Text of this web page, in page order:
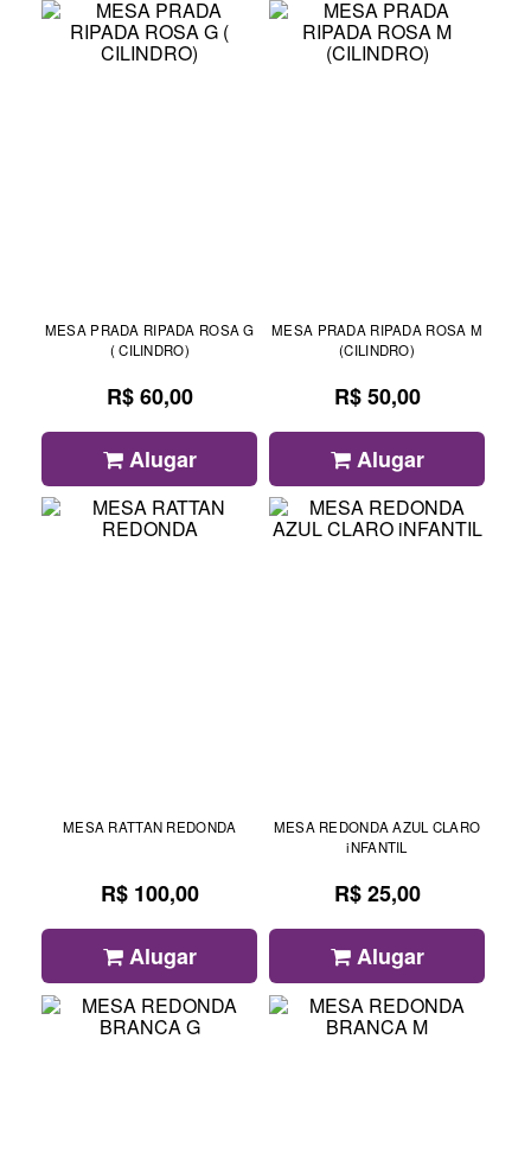
MESA PRADA RIPADA ROSA G
( CILINDRO)
R$ 60,00
Alugar
MESA PRADA RIPADA ROSA M
(CILINDRO)
R$ 50,00
Alugar
MESA RATTAN REDONDA
R$ 100,00
Alugar
MESA REDONDA AZUL CLARO
iNFANTIL
R$ 25,00
Alugar